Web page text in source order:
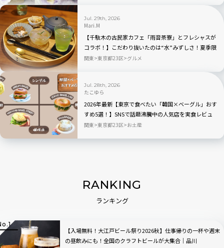
Jul. 29th, 2026
Mari.M
【千駄木の古民家カフェ「雨音茶寮」とフレシャスが
コラボ！】こだわり抜いたのは“水”みずしさ！夏季限
定の冷茶と和菓子が登場
関東 東京都23区 グルメ
Jul. 28th, 2026
たこゆら
2026年最新【東京で食べたい「韓国×ベーグル」おす
すめ5選！】SNSで話題沸騰中の人気店を実食レビュ
ー
関東 東京都23区 お土産
RANKING
ランキング
【入場無料！大江戸ビール祭り2026秋】仕事帰りの一杯や週末
の昼飲みにも！全国のクラフトビールが大集合｜品川